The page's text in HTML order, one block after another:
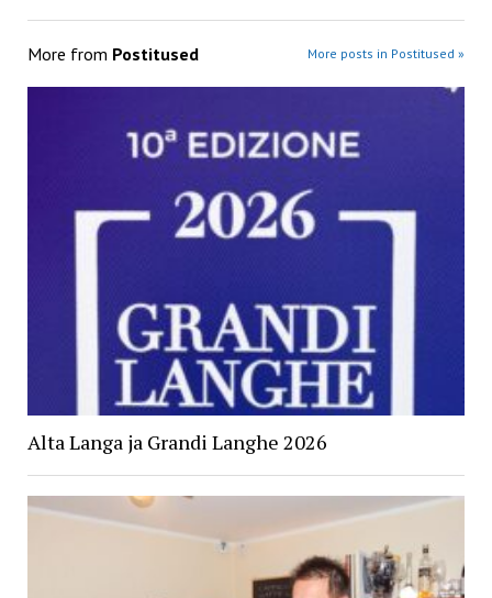
More from Postitused More posts in Postitused »
Alta Langa ja Grandi Langhe 2026